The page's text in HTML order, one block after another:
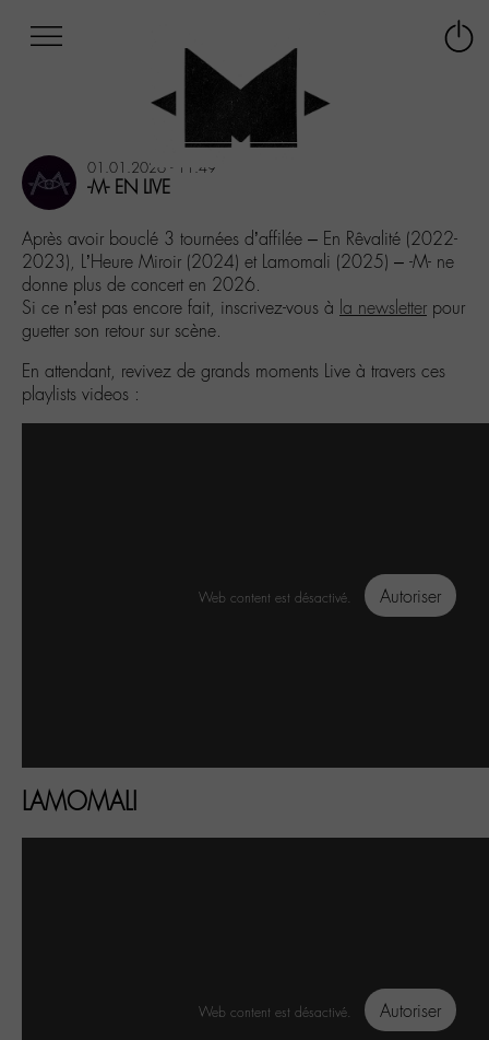
au
menu
Aller
contenu
Aller
à
la
recherche
01.01.2026 - 11:49
-M- EN LIVE
Après avoir bouclé 3 tournées d’affilée – En Rêvalité (2022-
2023), L’Heure Miroir (2024) et Lamomali (2025) – -M- ne
donne plus de concert en 2026.
Si ce n’est pas encore fait, inscrivez-vous à la newsletter pour
guetter son retour sur scène.
En attendant, revivez de grands moments Live à travers ces
playlists videos :
Web content est désactivé. Autoriser
LAMOMALI
Web content est désactivé. Autoriser